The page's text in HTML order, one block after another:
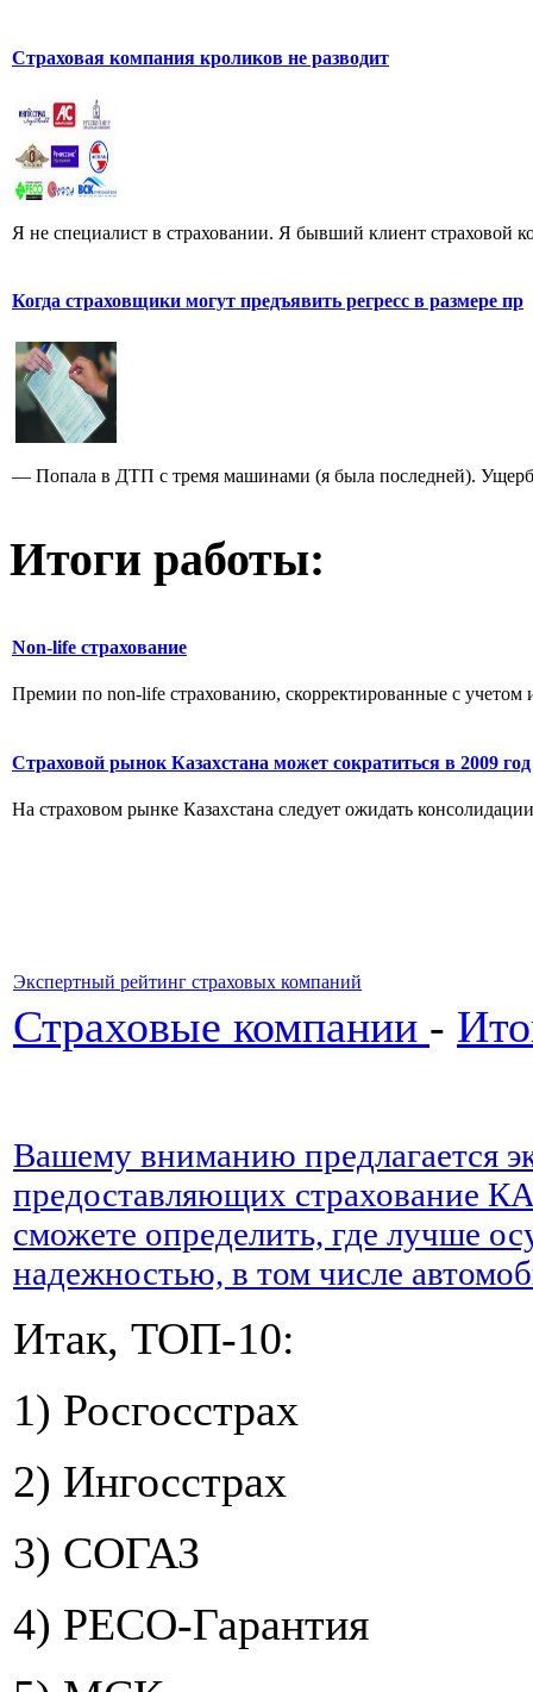
Страховая компания кроликов не разводит
Я не специалист в страховании. Я бывший клиент страховой
Когда страховщики могут предъявить регресс в размере пр
— Попала в ДТП с тремя машинами (я была последней).
Итоги работы:
Non-life страхование
Премии по non-life страхованию, скорректированные с учетом
Страховой рынок Казахстана может сократиться в 2009 год
На страховом рынке Казахстана следует ожидать
Экспертный рейтинг страховых компаний
Страховые компании -
Вашему вниманию предлагается
предоставляющих страхование
сможете определить, где лучше
надежностью, в том числе
Итак, ТОП-10:
1) Росгосстрах
2) Ингосстрах
3) СОГАЗ
4) РЕСО-Гарантия